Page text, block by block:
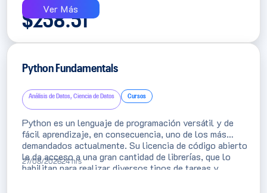
inteligencia artificial en entornos corporativos.
$258.51
Ver Más
Python Fundamentals
Análisis de Datos, Ciencia de Datos Cursos
Python es un lenguaje de programación versátil y de
fácil aprendizaje, en consecuencia, uno de los más
demandados actualmente. Su licencia de código abierto
le da acceso a una gran cantidad de librerías, que lo
habilitan para realizar diversos tipos de tareas y
27/08/202624 hrs